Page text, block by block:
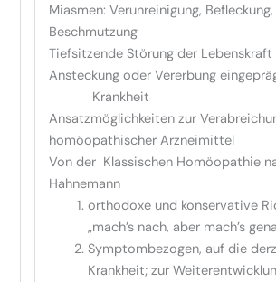
Miasmen: Verunreinigung, Befleckung,
Beschmutzung
Tiefsitzende Störung der Lebenskraft
Ansteckung oder Vererbung
Krankheit
Ansatzmöglichkeiten zur
homöopathischer Arzneimittel
Von der Klassischen Homöopathie
Hahnemann
orthodoxe und konservative
„mach’s nach, aber mach’s
Symptombezogen, auf die
Krankheit; zur